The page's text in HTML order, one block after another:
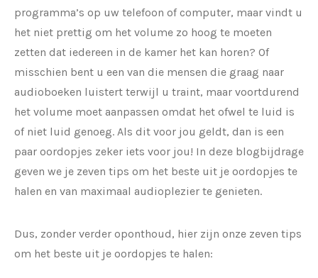
programma’s op uw telefoon of computer, maar vindt u
het niet prettig om het volume zo hoog te moeten
zetten dat iedereen in de kamer het kan horen? Of
misschien bent u een van die mensen die graag naar
audioboeken luistert terwijl u traint, maar voortdurend
het volume moet aanpassen omdat het ofwel te luid is
of niet luid genoeg. Als dit voor jou geldt, dan is een
paar oordopjes zeker iets voor jou! In deze blogbijdrage
geven we je zeven tips om het beste uit je oordopjes te
halen en van maximaal audioplezier te genieten.
Dus, zonder verder oponthoud, hier zijn onze zeven tips
om het beste uit je oordopjes te halen: